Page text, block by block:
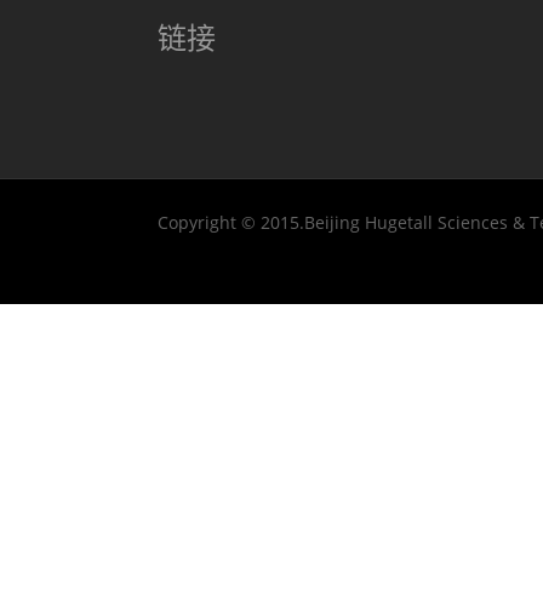
链接
Copyright © 2015.Beijing Hugetall Sciences